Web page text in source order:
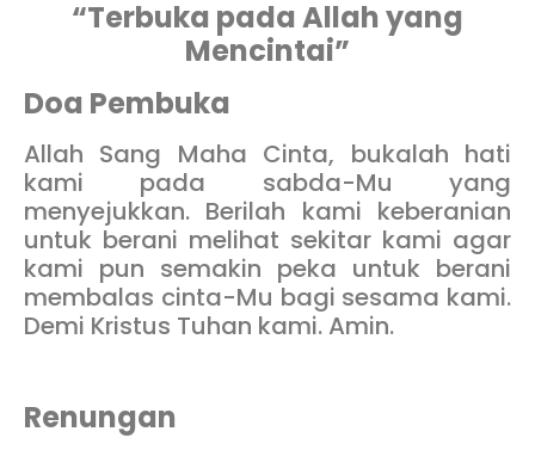
“Terbuka pada Allah yang
Mencintai”
Doa Pembuka
Allah Sang Maha Cinta, bukalah hati
kami pada sabda-Mu yang
menyejukkan. Berilah kami keberanian
untuk berani melihat sekitar kami agar
kami pun semakin peka untuk berani
membalas cinta-Mu bagi sesama kami.
Demi Kristus Tuhan kami. Amin.
Renungan